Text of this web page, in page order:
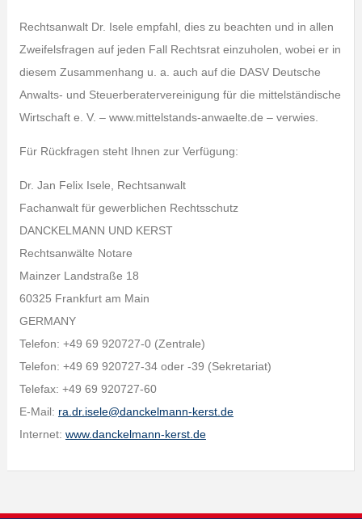
Rechtsanwalt Dr. Isele empfahl, dies zu beachten und in allen
Zweifelsfragen auf jeden Fall Rechtsrat einzuholen, wobei er in
diesem Zusammenhang u. a. auch auf die DASV Deutsche
Anwalts- und Steuerberatervereinigung für die mittelständische
Wirtschaft e. V. – www.mittelstands-anwaelte.de – verwies.
Für Rückfragen steht Ihnen zur Verfügung:
Dr. Jan Felix Isele, Rechtsanwalt
Fachanwalt für gewerblichen Rechtsschutz
DANCKELMANN UND KERST
Rechtsanwälte Notare
Mainzer Landstraße 18
60325 Frankfurt am Main
GERMANY
Telefon: +49 69 920727-0 (Zentrale)
Telefon: +49 69 920727-34 oder -39 (Sekretariat)
Telefax: +49 69 920727-60
E-Mail: ra.dr.isele@danckelmann-kerst.de
Internet: www.danckelmann-kerst.de